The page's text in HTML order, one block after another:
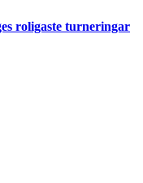
roligaste turneringar